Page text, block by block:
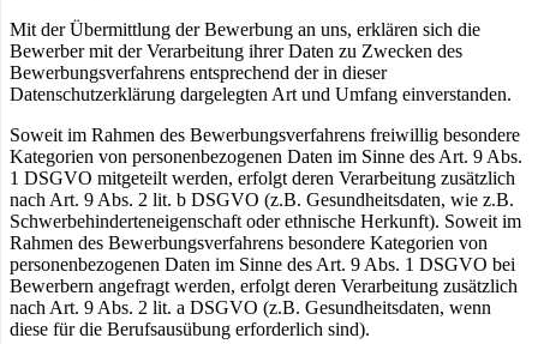
Mit der Übermittlung der Bewerbung an uns, erklären sich die
Bewerber mit der Verarbeitung ihrer Daten zu Zwecken des
Bewerbungsverfahrens entsprechend der in dieser
Datenschutzerklärung dargelegten Art und Umfang einverstanden.
Soweit im Rahmen des Bewerbungsverfahrens freiwillig besondere
Kategorien von personenbezogenen Daten im Sinne des Art. 9 Abs.
1 DSGVO mitgeteilt werden, erfolgt deren Verarbeitung zusätzlich
nach Art. 9 Abs. 2 lit. b DSGVO (z.B. Gesundheitsdaten, wie z.B.
Schwerbehinderteneigenschaft oder ethnische Herkunft). Soweit im
Rahmen des Bewerbungsverfahrens besondere Kategorien von
personenbezogenen Daten im Sinne des Art. 9 Abs. 1 DSGVO bei
Bewerbern angefragt werden, erfolgt deren Verarbeitung zusätzlich
nach Art. 9 Abs. 2 lit. a DSGVO (z.B. Gesundheitsdaten, wenn
diese für die Berufsausübung erforderlich sind).